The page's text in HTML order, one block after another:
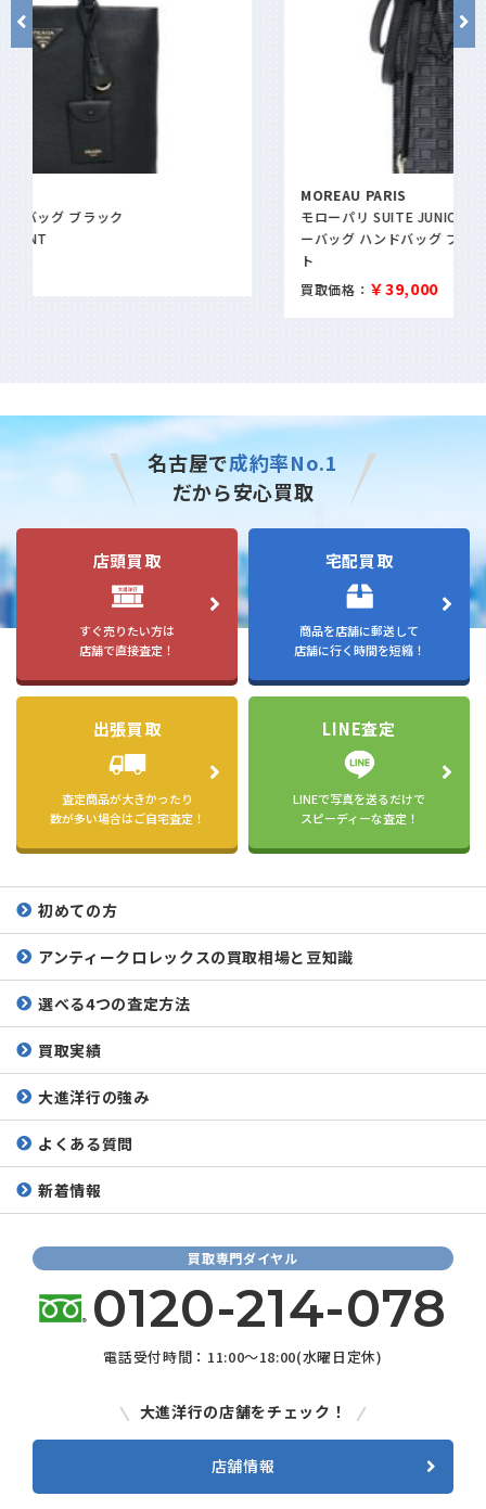
モローパリ SUITE JUNIOR スイートジュニア 2WAY ショルダ
ーバッグ ハンドバッグ ブラック×グレー レザー モロープリン
名古屋で成約率No.1
だから安心買取
店頭買取
すぐ売りたい方は
店舗で直接査定！
宅配買取
商品を店舗に郵送して
店舗に行く時間を短縮！
出張買取
査定商品が大きかったり
数が多い場合はご自宅査定！
LINE査定
LINEで写真を送るだけで
スピーディーな査定！
初めての方
アンティークロレックスの買取相場と豆知識
選べる4つの査定方法
買取実績
大進洋行の強み
よくある質問
新着情報
買取専門ダイヤル
0120-214-078
電話受付時間：11:00～18:00(水曜日定休)
大進洋行の店舗をチェック！
店舗情報